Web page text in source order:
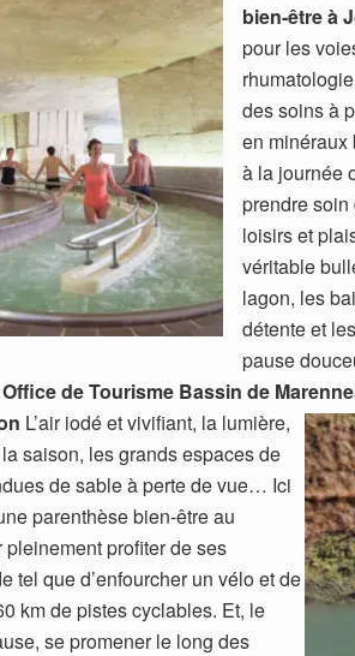
bien-être à
pour les
des soins à
en minéraux
à la journée
prendre
loisirs et
véritable
lagon, les
détente et
pause
Office de Tourisme Bassin de
L’air iodé et vivifiant, la lumière,
saison, les grands espaces de
de sable à perte de vue… Ici
parenthèse bien-être au
profiter de ses
tel que d’enfourcher un vélo et de
km de pistes cyclables. Et, le
se promener le long des